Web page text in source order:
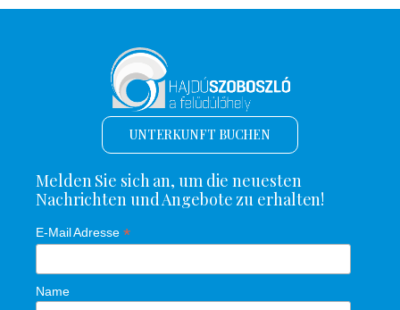
UNTERKUNFT BUCHEN
Melden Sie sich an, um die neuesten
Nachrichten und Angebote zu erhalten!
E-Mail Adresse *
Name